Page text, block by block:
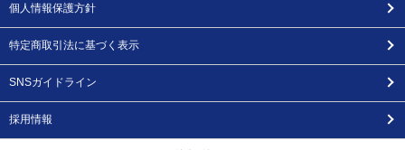
個人情報保護方針
特定商取引法に基づく表示
SNSガイドライン
採用情報